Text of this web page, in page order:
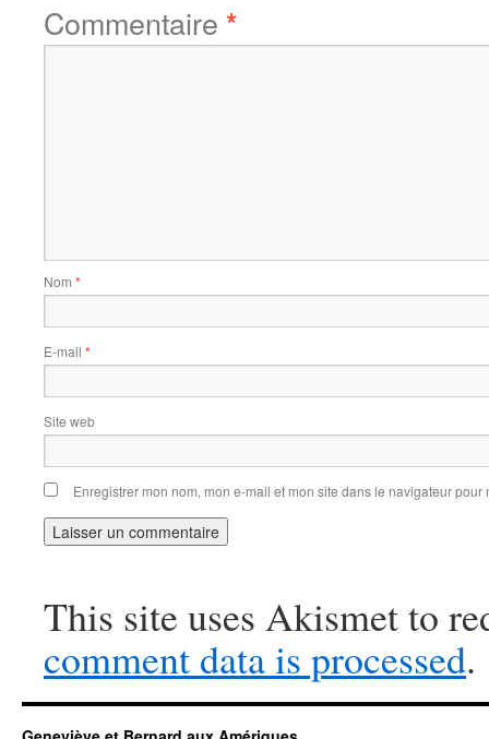
Commentaire *
Nom *
E-mail *
Site web
Enregistrer mon nom, mon e-mail et mon site dans le navigateur
This site uses Akismet to
comment data is processed.